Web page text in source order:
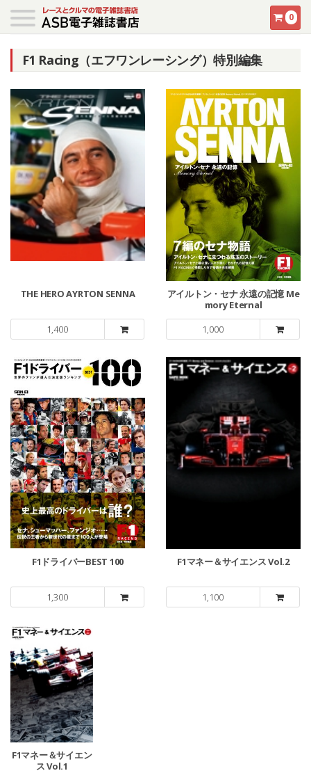
0
F1 Racing（エフワンレーシング）特別編集
THE HERO AYRTON SENNA
1,400
アイルトン・セナ 永遠の記憶 Me
mory Eternal
1,000
F1ドライバーBEST 100
1,300
F1マネー＆サイエンス Vol.2
1,100
F1マネー＆サイエン
ス Vol.1